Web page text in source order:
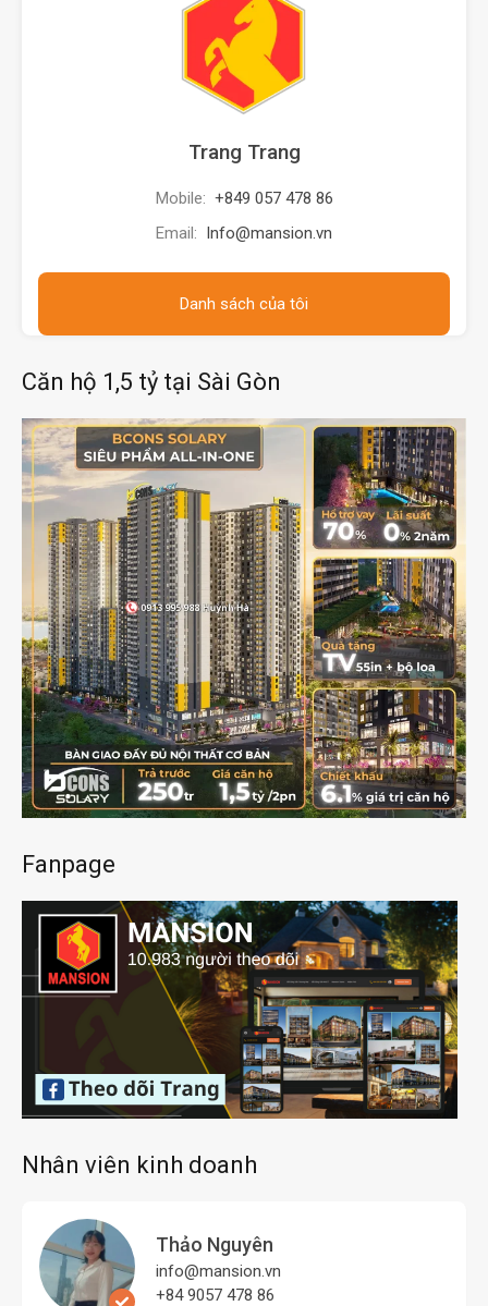
Trang Trang
Mobile: +849 057 478 86
Email: Info@mansion.vn
Danh sách của tôi
Căn hộ 1,5 tỷ tại Sài Gòn
Fanpage
Nhân viên kinh doanh
Thảo Nguyên
info@mansion.vn
+84 9057 478 86